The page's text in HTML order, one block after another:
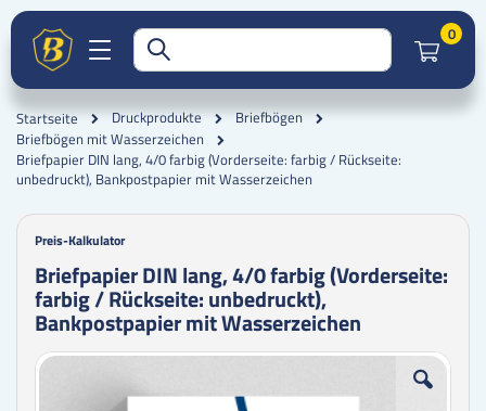
0
Startseite Druckprodukte
Briefbögen
Briefbögen mit Wasserzeichen
Briefpapier DIN lang, 4/0 farbig (Vorderseite: farbig / Rückseite:
unbedruckt), Bankpostpapier mit Wasserzeichen
Preis-Kalkulator
Briefpapier DIN lang, 4/0 farbig (Vorderseite:
farbig / Rückseite: unbedruckt),
Bankpostpapier mit Wasserzeichen
Zum
Zum